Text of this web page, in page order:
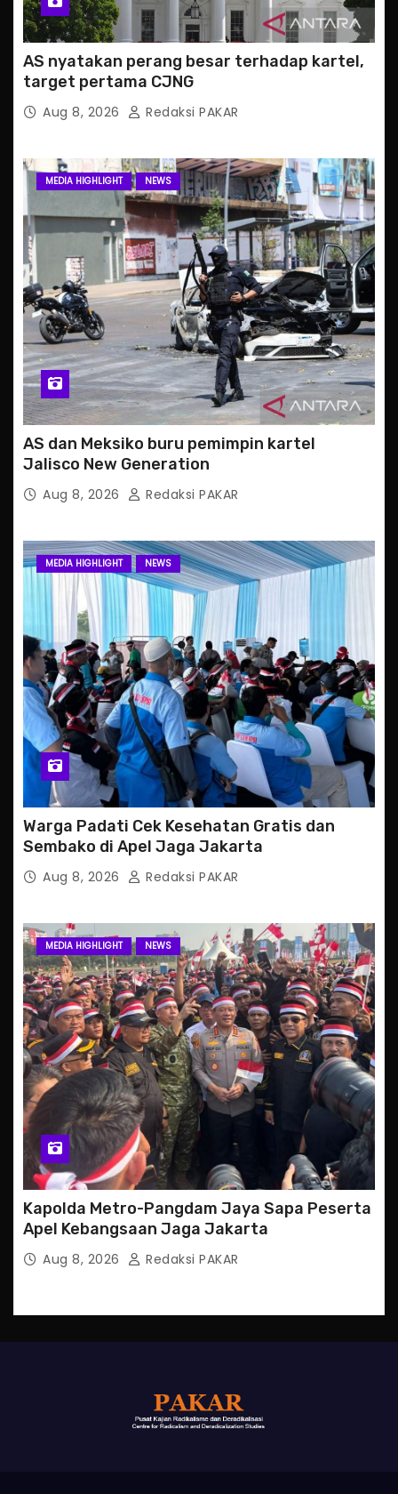
AS nyatakan perang besar terhadap kartel,
target pertama CJNG
Aug 8, 2026 Redaksi PAKAR
MEDIA HIGHLIGHT NEWS
AS dan Meksiko buru pemimpin kartel
Jalisco New Generation
Aug 8, 2026 Redaksi PAKAR
MEDIA HIGHLIGHT NEWS
Warga Padati Cek Kesehatan Gratis dan
Sembako di Apel Jaga Jakarta
Aug 8, 2026 Redaksi PAKAR
MEDIA HIGHLIGHT NEWS
Kapolda Metro-Pangdam Jaya Sapa Peserta
Apel Kebangsaan Jaga Jakarta
Aug 8, 2026 Redaksi PAKAR